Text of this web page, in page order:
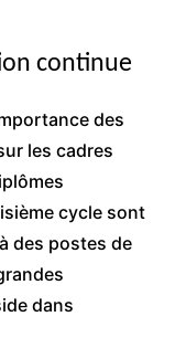
continue
des
les cadres
cycle sont
des postes de
dans